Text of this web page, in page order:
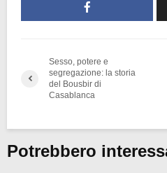
Sesso, potere e
segregazione: la storia
del Bousbir di
Casablanca
Potrebbero